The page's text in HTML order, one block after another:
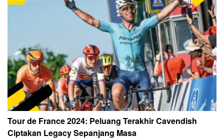
Tour de France 2024: Peluang Terakhir Cavendish
Ciptakan Legacy Sepanjang Masa